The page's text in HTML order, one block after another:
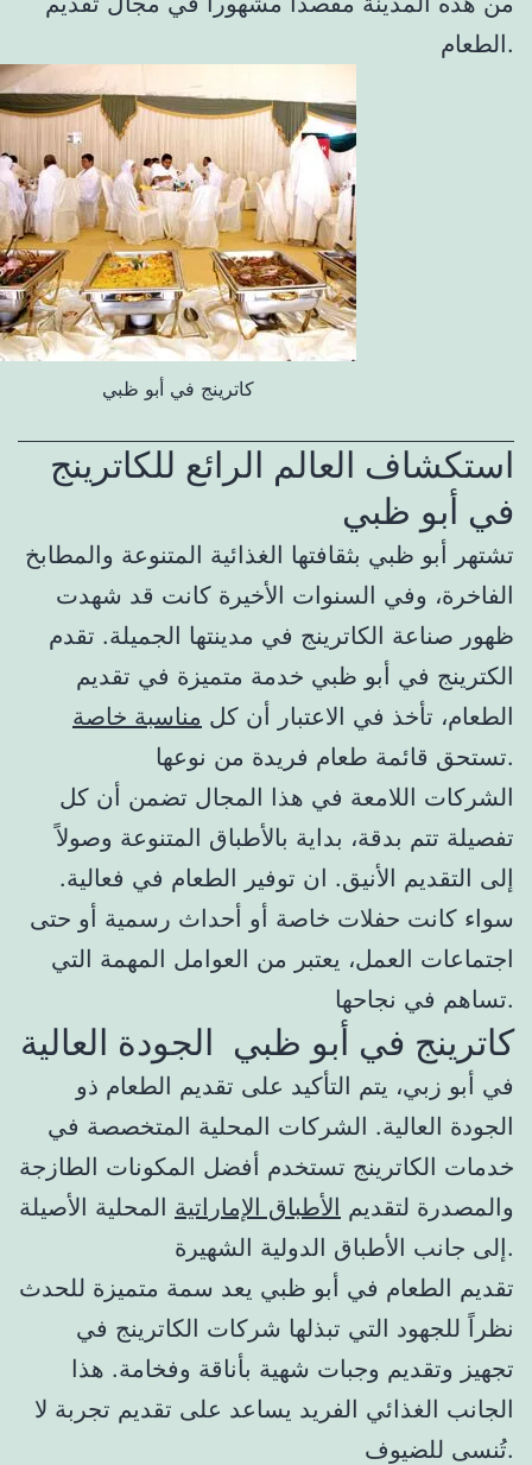
الطعام.
كاترينج في أبو ظبي
استكشاف العالم الرائع للكاترينج
في أبو ظبي
تشتهر أبو ظبي بثقافتها الغذائية المتنوعة والمطابخ
الفاخرة، وفي السنوات الأخيرة كانت قد شهدت
ظهور صناعة الكاترينج في مدينتها الجميلة. تقدم
الكترينج في أبو ظبي خدمة متميزة في تقديم
الطعام، تأخذ في الاعتبار أن كل مناسبة خاصة
تستحق قائمة طعام فريدة من نوعها.
الشركات اللامعة في هذا المجال تضمن أن كل
تفصيلة تتم بدقة، بداية بالأطباق المتنوعة وصولاً
إلى التقديم الأنيق. ان توفير الطعام في فعالية.
سواء كانت حفلات خاصة أو أحداث رسمية أو حتى
اجتماعات العمل، يعتبر من العوامل المهمة التي
تساهم في نجاحها.
كاترينج في أبو ظبي الجودة العالية
في أبو زبي، يتم التأكيد على تقديم الطعام ذو
الجودة العالية. الشركات المحلية المتخصصة في
خدمات الكاترينج تستخدم أفضل المكونات الطازجة
والمصدرة لتقديم الأطباق الإماراتية المحلية الأصيلة
إلى جانب الأطباق الدولية الشهيرة.
تقديم الطعام في أبو ظبي يعد سمة متميزة للحدث
نظراً للجهود التي تبذلها شركات الكاترينج في
تجهيز وتقديم وجبات شهية بأناقة وفخامة. هذا
الجانب الغذائي الفريد يساعد على تقديم تجربة لا
تُنسى للضيوف.